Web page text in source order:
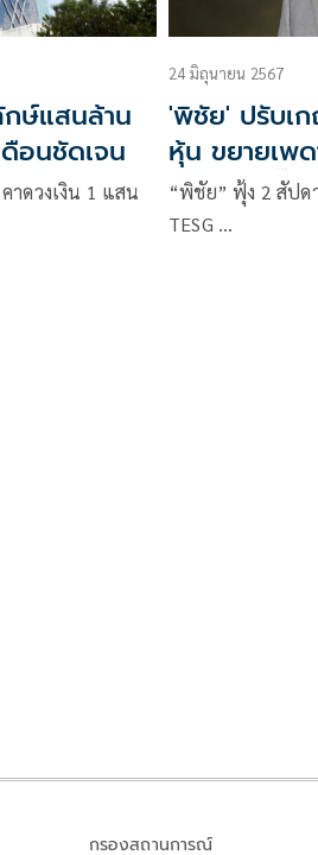
ษ์แสนล้าน
อนชัดเจน
าดวงเงิน 1 แสน
24 มิถุนายน 2567
'พิชัย' ปรับเ
หุ้น ขยายเพ
ครอง5ปี ปิ๊ง
ภักษ์'
“พิชัย” ฟุ้ง 2 สัปด
TESG …
กรองสถานการณ์